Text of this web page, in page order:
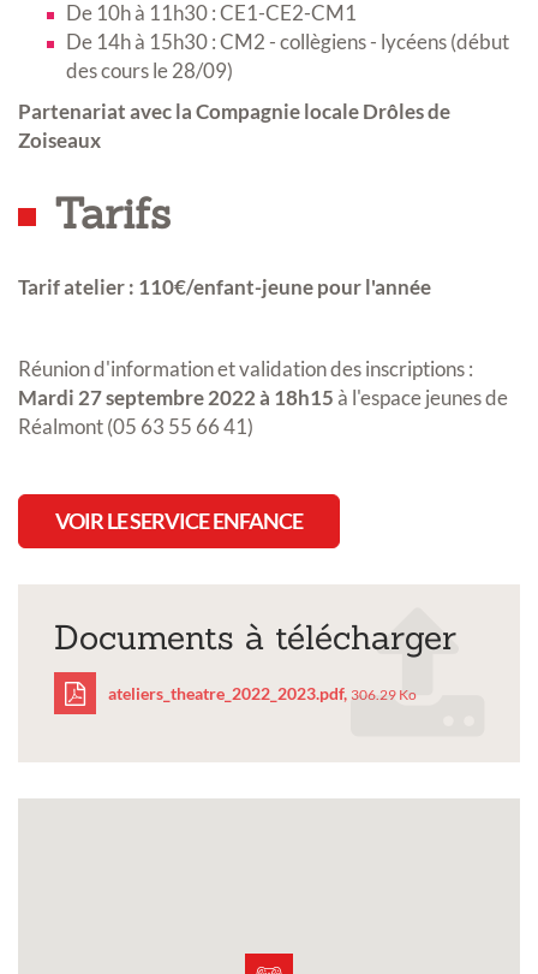
De 10h à 11h30 : CE1-CE2-CM1
De 14h à 15h30 : CM2 - collègiens - lycéens (début
des cours le 28/09)
Partenariat avec la Compagnie locale Drôles de
Zoiseaux
Tarifs
Tarif atelier : 110€/enfant-jeune pour l'année
Réunion d'information et validation des inscriptions :
Mardi 27 septembre 2022 à 18h15à l'espace jeunes de
Réalmont (05 63 55 66 41)
VOIR LE SERVICE ENFANCE
Documents à télécharger
ateliers_theatre_2022_2023.pdf, 306.29 Ko